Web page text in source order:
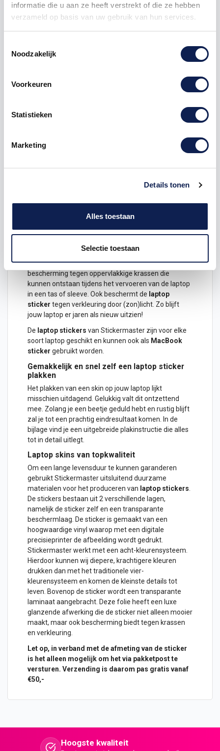
informatie die u aan ze heeft verstrekt of die ze hebben
verzameld op basis van uw gebruik van hun services.
Noodzakelijk
Voorkeuren
Statistieken
Marketing
Details tonen
Alles toestaan
Selectie toestaan
Laptop
krachtpatser waarmee je bergen werk mee gaat
nieuwe laptop nieuw en mooi blijft. Bestel daarom
het scherm van de laptop bedekt waardoor dit gebied
langer mooi blijft. Delaptopstickerbiedt
bescherming tegen oppervlakkige krassen die
kunnen ontstaan tijdens het vervoeren van de laptop
in een tas of sleeve. Ook beschermt de laptop
sticker tegen verkleuring door (zon)licht. Zo blijft
jouw laptop er jaren als nieuw uitzien!
De laptop stickers van Stickermaster zijn voor elke
soort laptop geschikt en kunnen ook als MacBook
sticker gebruikt worden.
Gemakkelijk en snel zelf een laptop sticker
plakken
Het plakken van een skin op jouw laptop lijkt
misschien uitdagend. Gelukkig valt dit ontzettend
mee. Zolang je een beetje geduld hebt en rustig blijft
zal je tot een prachtig eindresultaat komen. In de
bijlage vind je een uitgebreide plakinstructie die alles
tot in detail uitlegt.
Laptop skins van topkwaliteit
Om een lange levensduur te kunnen garanderen
gebruikt Stickermaster uitsluitend duurzame
materialen voor het produceren van laptop stickers
De stickers bestaan uit 2 verschillende lagen,
namelijk de sticker zelf en een transparante
beschermlaag. De sticker is gemaakt van een
hoogwaardige vinyl waarop met een digitale
precisieprinter de afbeelding wordt gedrukt.
Stickermaster werkt met een acht-kleurensysteem.
Hierdoor kunnen wij diepere, krachtigere kleuren
drukken dan met het traditionele vier-
kleurensysteem en komen de kleinste details tot
leven. Bovenop de sticker wordt een transparante
laminaat aangebracht. Deze folie heeft een luxe
glanzende afwerking die de sticker niet alleen mooier
maakt, maar ook bescherming biedt tegen krassen
en verkleuring.
Let op, in verband met de afmeting van de sticker
is het alleen mogelijk om het via pakketpost te
versturen. Verzending is daarom pas gratis vanaf
€50,-
Hoogste kwaliteit